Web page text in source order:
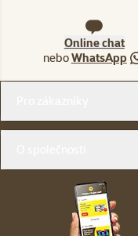
Online chat
neboWhatsApp